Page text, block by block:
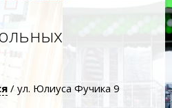
/ ул. Юлиуса Фучика 9